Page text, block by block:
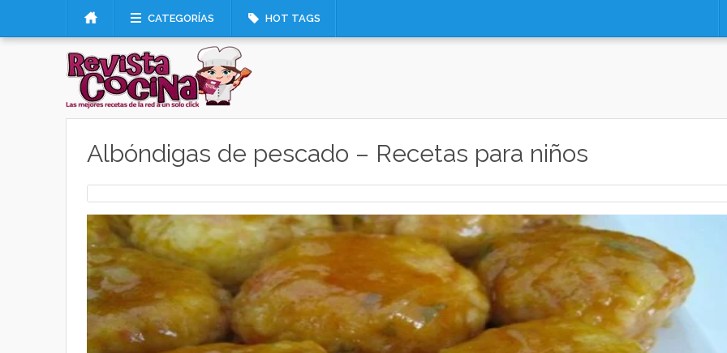
CATEGORÍAS HOT TAGS
Albóndigas de pescado – Recetas para niños